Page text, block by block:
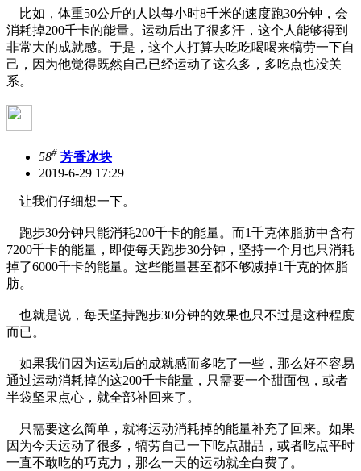
比如，体重50公斤的人以每小时8千米的速度跑30分钟，会
消耗掉200千卡的能量。运动后出了很多汗，这个人能够得到
非常大的成就感。于是，这个人打算去吃吃喝喝来犒劳一下自
己，因为他觉得既然自己已经运动了这么多，多吃点也没关
系。
58# 芳香冰块
2019-6-29 17:29
让我们仔细想一下。
跑步30分钟只能消耗200千卡的能量。而1千克体脂肪中含有
7200千卡的能量，即使每天跑步30分钟，坚持一个月也只消耗
掉了6000千卡的能量。这些能量甚至都不够减掉1千克的体脂
肪。
也就是说，每天坚持跑步30分钟的效果也只不过是这种程度
而已。
如果我们因为运动后的成就感而多吃了一些，那么好不容易
通过运动消耗掉的这200千卡能量，只需要一个甜面包，或者
半袋坚果点心，就全部补回来了。
只需要这么简单，就将运动消耗掉的能量补充了回来。如果
因为今天运动了很多，犒劳自己一下吃点甜品，或者吃点平时
一直不敢吃的巧克力，那么一天的运动就全白费了。